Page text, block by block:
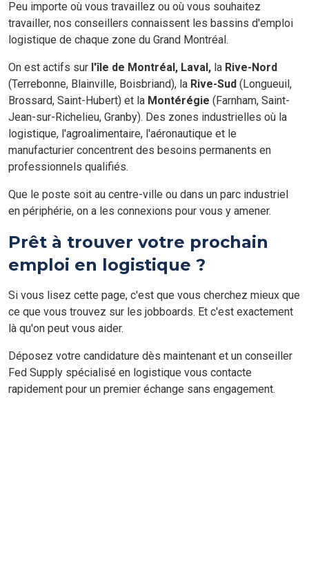
Peu importe où vous travaillez ou où vous souhaitez
travailler, nos conseillers connaissent les bassins d'emploi
logistique de chaque zone du Grand Montréal.
On est actifs sur l'île de Montréal, Laval, la Rive-Nord
(Terrebonne, Blainville, Boisbriand), la Rive-Sud (Longueuil,
Brossard, Saint-Hubert) et la Montérégie (Farnham, Saint-
Jean-sur-Richelieu, Granby). Des zones industrielles où la
logistique, l'agroalimentaire, l'aéronautique et le
manufacturier concentrent des besoins permanents en
professionnels qualifiés.
Que le poste soit au centre-ville ou dans un parc industriel
en périphérie, on a les connexions pour vous y amener.
Prêt à trouver votre prochain
emploi en logistique ?
Si vous lisez cette page, c'est que vous cherchez mieux que
ce que vous trouvez sur les jobboards. Et c'est exactement
là qu'on peut vous aider.
Déposez votre candidature dès maintenant et un conseiller
Fed Supply spécialisé en logistique vous contacte
rapidement pour un premier échange sans engagement.